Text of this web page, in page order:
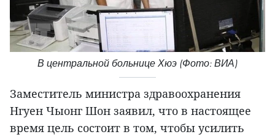
В центральной больнице Хюэ (Фото: ВИА)
Заместитель министра здравоохранения
Нгуен Чыонг Шон заявил, что в настоящее
время цель состоит в том, чтобы усилить